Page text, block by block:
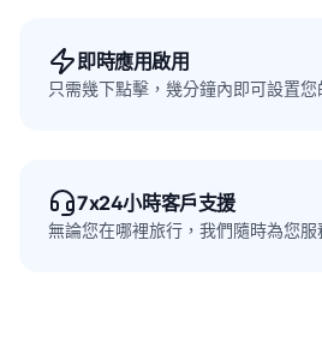
即時應用啟用
只需幾下點擊，幾分鐘內即可設置您
7x24小時客戶支援
無論您在哪裡旅行，我們隨時為您服